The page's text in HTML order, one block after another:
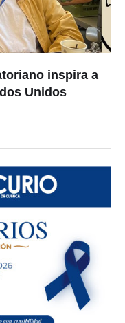
inspira a
Unidos